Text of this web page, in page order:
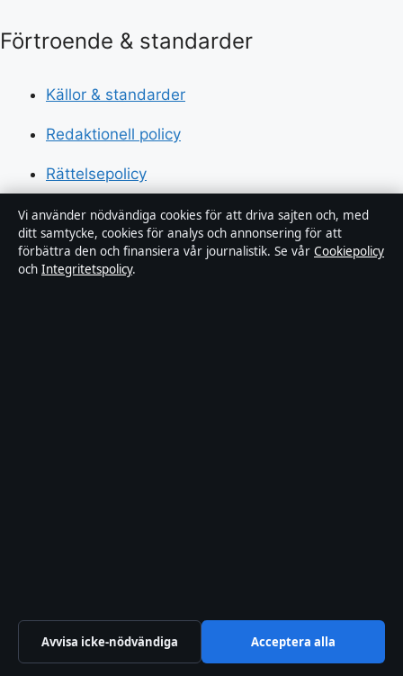
Förtroende & standarder
Källor & standarder
Redaktionell policy
Rättelsepolicy
Tillgänglighetsredogörelse
Kändisar & integritet
sverigerapport.se drivs av Tärnholmen Media Limited
(Malta Business Registry: C 92218).
Vi använder nödvändiga cookies för att driva sajten och, med
ditt samtycke, cookies för analys och annonsering för att
förbättra den och finansiera vår journalistik. Se vår Cookiepolicy
och Integritetspolicy.
Avvisa icke-nödvändiga Acceptera alla